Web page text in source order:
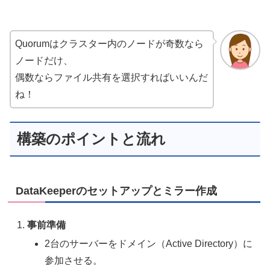
Quorumはクラスター内のノードが奇数なら
ノードだけ、
偶数ならファイル共有を選択すればいいんだ
ね！
構築のポイントと流れ
DataKeeperのセットアップとミラー作成
事前準備
2台のサーバーをドメイン（Active Directory）に
参加させる。